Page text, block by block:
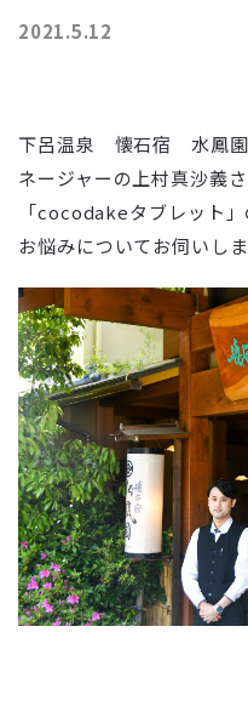
2021.5.12
下呂温泉 懐石宿 水鳳園
ネージャーの上村真沙義
「cocodakeタブレット
お悩みについてお伺いしま